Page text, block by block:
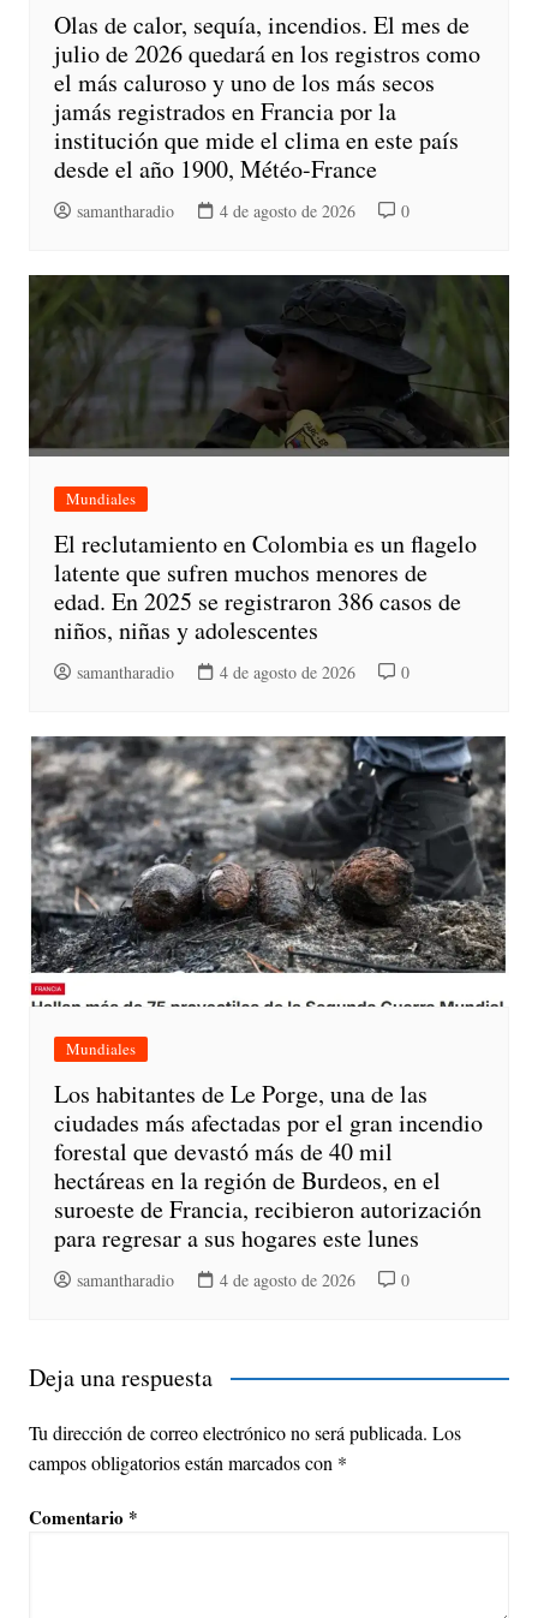
Olas de calor, sequía, incendios. El mes de
julio de 2026 quedará en los registros como
el más caluroso y uno de los más secos
jamás registrados en Francia por la
institución que mide el clima en este país
desde el año 1900, Météo-France
samantharadio 4 de agosto de 2026 0
Mundiales
El reclutamiento en Colombia es un flagelo
latente que sufren muchos menores de
edad. En 2025 se registraron 386 casos de
niños, niñas y adolescentes
samantharadio 4 de agosto de 2026 0
Mundiales
Los habitantes de Le Porge, una de las
ciudades más afectadas por el gran incendio
forestal que devastó más de 40 mil
hectáreas en la región de Burdeos, en el
suroeste de Francia, recibieron autorización
para regresar a sus hogares este lunes
samantharadio 4 de agosto de 2026 0
Deja una respuesta
Tu dirección de correo electrónico no será publicada. Los
campos obligatorios están marcados con *
Comentario *